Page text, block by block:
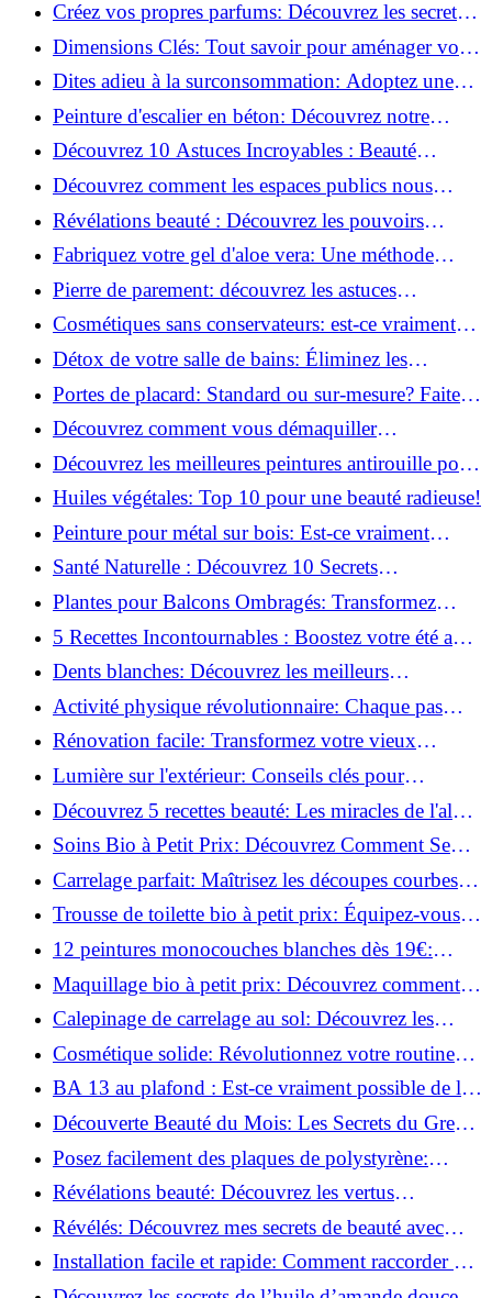
Créez vos propres parfums: Découvrez les secrets
de la fabrication artisanale!
Dimensions Clés: Tout savoir pour aménager votre
salle de bains!
Dites adieu à la surconsommation: Adoptez une
vie plus simple!
Peinture d'escalier en béton: Découvrez notre
tutoriel facile et rapide!
Découvrez 10 Astuces Incroyables : Beauté
Naturelle avec le Concombre !
Découvrez comment les espaces publics nous
incitent à être plus actifs : Révélations surprenantes!
Révélations beauté : Découvrez les pouvoirs
insoupçonnés du concombre!
Fabriquez votre gel d'aloe vera: Une méthode
simple et rapide à la maison!
Pierre de parement: découvrez les astuces
infaillibles pour un nettoyage parfait!
Cosmétiques sans conservateurs: est-ce vraiment
possible?
Détox de votre salle de bains: Éliminez les
ingrédients nocifs dès maintenant!
Portes de placard: Standard ou sur-mesure? Faites
le meilleur choix!
Découvrez comment vous démaquiller
naturellement: Astuces et secrets révélés!
Découvrez les meilleures peintures antirouille pour
le fer: Top 12 analysé!
Huiles végétales: Top 10 pour une beauté radieuse!
Peinture pour métal sur bois: Est-ce vraiment
possible?
Santé Naturelle : Découvrez 10 Secrets
Incontournables pour un Bien-être Optimal!
Plantes pour Balcons Ombragés: Transformez
votre Terrasse en Oasis Verte!
5 Recettes Incontournables : Boostez votre été avec
des huiles essentielles!
Dents blanches: Découvrez les meilleurs
ingrédients naturels!
Activité physique révolutionnaire: Chaque pas
compte pour votre santé!
Rénovation facile: Transformez votre vieux
parquet irrégulier en un clin d'œil!
Lumière sur l'extérieur: Conseils clés pour
concevoir et installer votre éclairage!
Découvrez 5 recettes beauté: Les miracles de l'aloe
vera pour votre peau!
Soins Bio à Petit Prix: Découvrez Comment Se
Chouchouter Pour Moins de 35€!
Carrelage parfait: Maîtrisez les découpes courbes
facilement!
Trousse de toilette bio à petit prix: Équipez-vous
pour moins de 25€!
12 peintures monocouches blanches dès 19€:
Découvrez les meilleures offres!
Maquillage bio à petit prix: Découvrez comment
s'équiper pour moins de 50€!
Calepinage de carrelage au sol: Découvrez les
astuces incontournables!
Cosmétique solide: Révolutionnez votre routine
beauté pour zéro déchet!
BA 13 au plafond : Est-ce vraiment possible de les
coller ?
Découverte Beauté du Mois: Les Secrets du Green
Glamour !
Posez facilement des plaques de polystyrène:
Transformez votre plafond sans effort !
Révélations beauté: Découvrez les vertus
insoupçonnées de l'huile de coco!
Révélés: Découvrez mes secrets de beauté avec
l'huile de ricin!
Installation facile et rapide: Comment raccorder un
luminaire au plafond!